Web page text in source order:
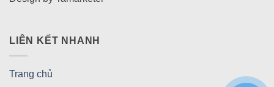
LIÊN KẾT NHANH
Trang chủ